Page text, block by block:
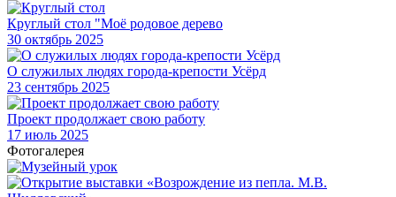
Круглый стол "Моё родовое дерево
30 октябрь 2025
О служилых людях города-крепости Усёрд
23 сентябрь 2025
Проект продолжает свою работу
17 июль 2025
Фотогалерея